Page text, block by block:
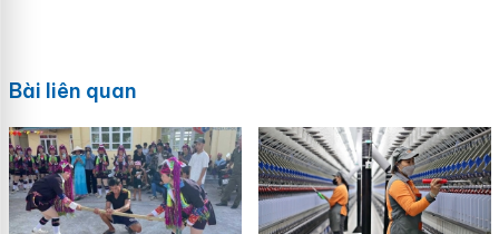
Bài liên quan